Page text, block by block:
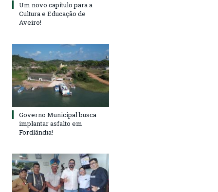
Um novo capítulo para a
Cultura e Educação de
Aveiro!
Governo Municipal busca
implantar asfalto em
Fordlândia!